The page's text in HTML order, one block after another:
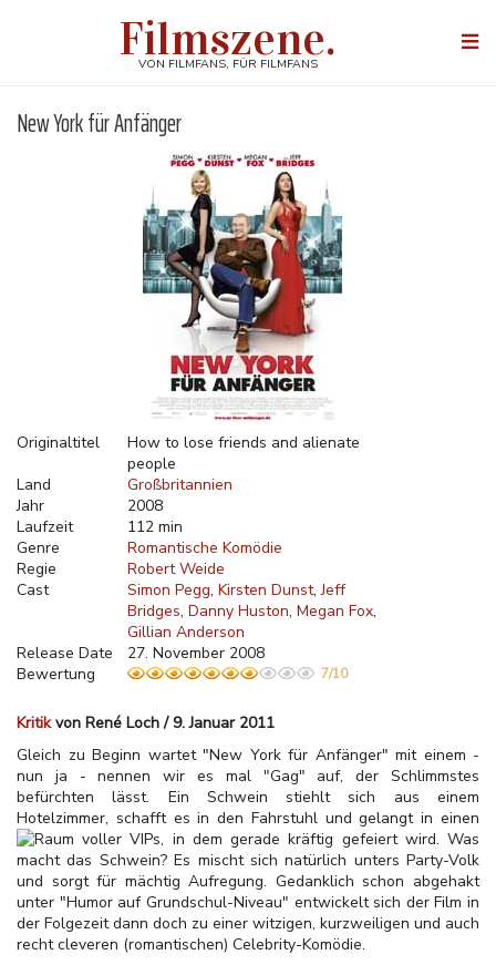
Filmszene.
VON FILMFANS, FÜR FILMFANS
New York für Anfänger
Originaltitel
How to lose friends and alienate
people
Land
Großbritannien
Jahr
2008
Laufzeit
112 min
Genre
Romantische Komödie
Regie
Robert Weide
Cast
Simon Pegg Kirsten Dunst Jeff
Bridges Danny Huston Megan Fox
Gillian Anderson
Release Date
27. November 2008
Bewertung
7/10
Kritikvon René Loch / 9. Januar 2011
Gleich zu Beginn wartet "New York für Anfänger" mit einem -
nun ja - nennen wir es mal "Gag" auf, der Schlimmstes
befürchten lässt. Ein Schwein stiehlt sich aus einem
Hotelzimmer, schafft es in den Fahrstuhl und gelangt in einen
Raum voller VIPs, in dem gerade kräftig gefeiert wird. Was
macht das Schwein? Es mischt sich natürlich unters Party-Volk
und sorgt für mächtig Aufregung. Gedanklich schon abgehakt
unter "Humor auf Grundschul-Niveau" entwickelt sich der Film in
der Folgezeit dann doch zu einer witzigen, kurzweiligen und auch
recht cleveren (romantischen) Celebrity-Komödie.